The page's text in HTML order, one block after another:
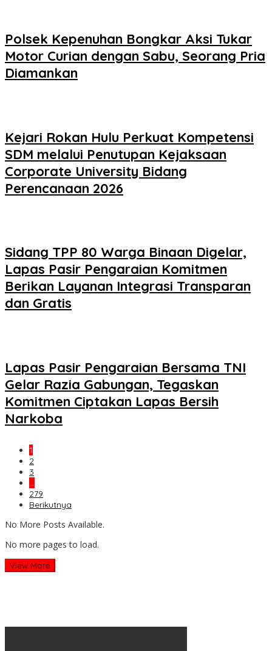
Polsek Kepenuhan Bongkar Aksi Tukar
Motor Curian dengan Sabu, Seorang Pria
Diamankan
Kejari Rokan Hulu Perkuat Kompetensi
SDM melalui Penutupan Kejaksaan
Corporate University Bidang
Perencanaan 2026
Sidang TPP 80 Warga Binaan Digelar,
Lapas Pasir Pengaraian Komitmen
Berikan Layanan Integrasi Transparan
dan Gratis
Lapas Pasir Pengaraian Bersama TNI
Gelar Razia Gabungan, Tegaskan
Komitmen Ciptakan Lapas Bersih
Narkoba
1
2
3
…
279
Berikutnya
No More Posts Available.
No more pages to load.
View More